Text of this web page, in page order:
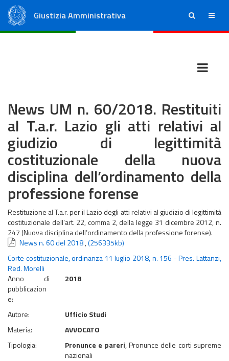
Giustizia Amministrativa ricerca menu
News UM n. 60/2018. Restituiti
al T.a.r. Lazio gli atti relativi al
giudizio di legittimità
costituzionale della nuova
disciplina dell’ordinamento della
professione forense
Restituzione al T.a.r. per il Lazio degli atti relativi al giudizio di legittimità
costituzionale dell’art. 22, comma 2, della legge 31 dicembre 2012, n.
247 (Nuova disciplina dell’ordinamento della professione forense).
News n. 60 del 2018,(256335kb)
Corte costituzionale, ordinanza 11 luglio 2018, n. 156 - Pres. Lattanzi,
Red. Morelli
Anno di
pubblicazion
e:
2018
Autore:
Ufficio Studi
Materia:
AVVOCATO
Tipologia:
Pronunce e pareri, Pronunce delle corti supreme
nazionali